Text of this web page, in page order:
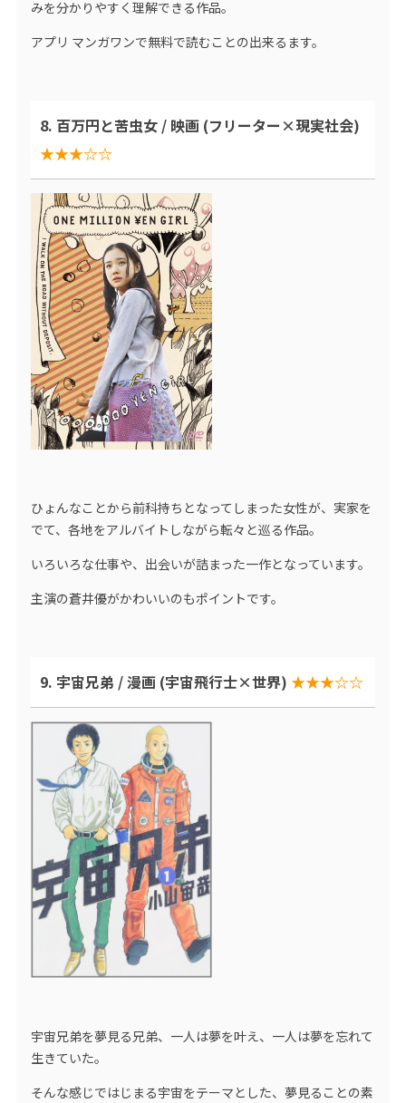
みを分かりやすく理解できる作品。
アプリ マンガワンで無料で読むことの出来るます。
8. 百万円と苦虫女 / 映画 (フリーター×現実社会)
★★★☆☆
ひょんなことから前科持ちとなってしまった女性が、実家を
でて、各地をアルバイトしながら転々と巡る作品。
いろいろな仕事や、出会いが詰まった一作となっています。
主演の蒼井優がかわいいのもポイントです。
9. 宇宙兄弟 / 漫画 (宇宙飛行士×世界) ★★★☆☆
宇宙兄弟を夢見る兄弟、一人は夢を叶え、一人は夢を忘れて
生きていた。
そんな感じではじまる宇宙をテーマとした、夢見ることの素